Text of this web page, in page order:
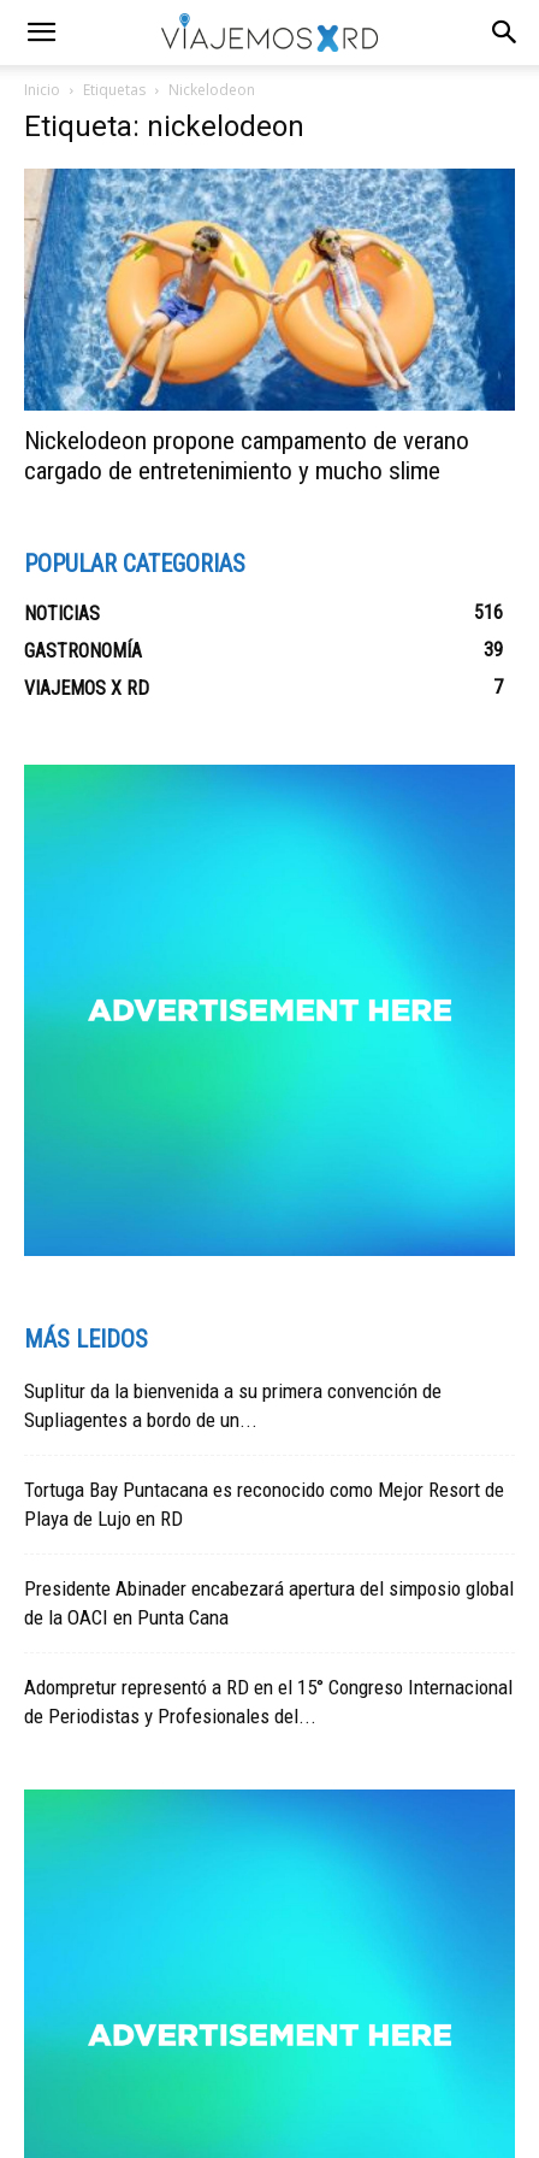
Inicio Etiquetas Nickelodeon
Etiqueta: nickelodeon
Nickelodeon propone campamento de verano
cargado de entretenimiento y mucho slime
POPULAR CATEGORIAS
NOTICIAS
516
GASTRONOMÍA
39
VIAJEMOS X RD
7
MÁS LEIDOS
Suplitur da la bienvenida a su primera convención de
Supliagentes a bordo de un...
Tortuga Bay Puntacana es reconocido como Mejor Resort de
Playa de Lujo en RD
Presidente Abinader encabezará apertura del simposio global
de la OACI en Punta Cana
Adompretur representó a RD en el 15° Congreso Internacional
de Periodistas y Profesionales del...